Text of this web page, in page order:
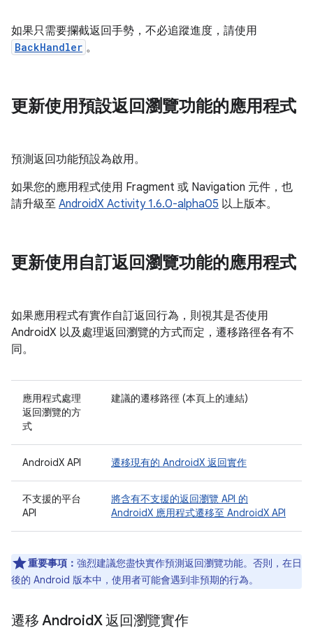
如果只需要攔截返回手勢，不必追蹤進度，請使用
BackHandler 。
更新使用預設返回瀏覽功能的應用程式
預測返回功能預設為啟用。
如果您的應用程式使用 Fragment 或 Navigation 元件，也
請升級至 AndroidX Activity 1.6.0-alpha05 以上版本。
更新使用自訂返回瀏覽功能的應用程式
如果應用程式有實作自訂返回行為，則視其是否使用
AndroidX 以及處理返回瀏覽的方式而定，遷移路徑各有不
同。
應用程式處理
返回瀏覽的方
式
建議的遷移路徑 (本頁上的連結)
AndroidX API 遷移現有的 AndroidX 返回實作
不支援的平台
API
將含有不支援的返回瀏覽 API 的
AndroidX 應用程式遷移至 AndroidX API
重要事項： 強烈建議您盡快實作預測返回瀏覽功能。否則，在日
後的 Android 版本中，使用者可能會遇到非預期的行為。
遷移 AndroidX 返回瀏覽實作